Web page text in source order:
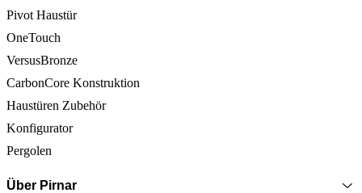
Pivot Haustür
OneTouch
VersusBronze
CarbonCore Konstruktion
Haustüren Zubehör
Konfigurator
Pergolen
Über Pirnar